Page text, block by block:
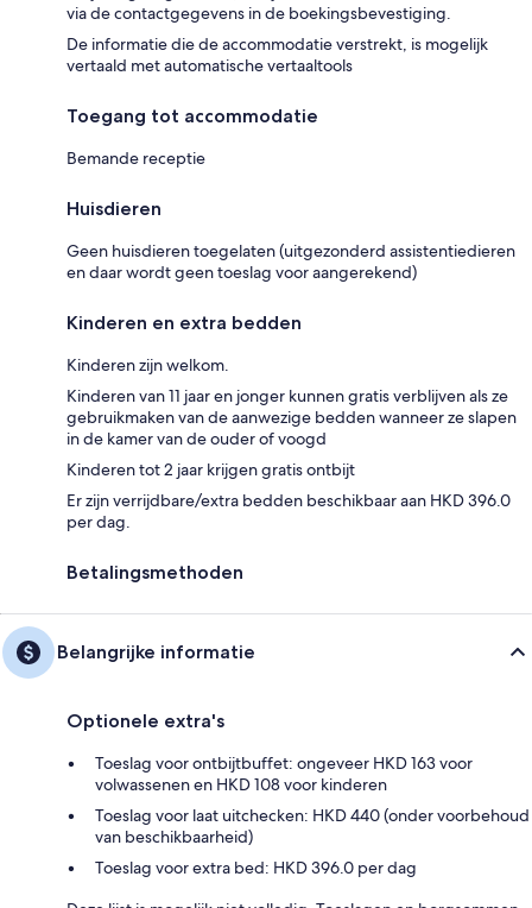
via de contactgegevens in de boekingsbevestiging.
De informatie die de accommodatie verstrekt, is mogelijk
vertaald met automatische vertaaltools
Toegang tot accommodatie
Bemande receptie
Huisdieren
Geen huisdieren toegelaten (uitgezonderd assistentiedieren
en daar wordt geen toeslag voor aangerekend)
Kinderen en extra bedden
Kinderen zijn welkom.
Kinderen van 11 jaar en jonger kunnen gratis verblijven als ze
gebruikmaken van de aanwezige bedden wanneer ze slapen
in de kamer van de ouder of voogd
Kinderen tot 2 jaar krijgen gratis ontbijt
Er zijn verrijdbare/extra bedden beschikbaar aan HKD 396.0
per dag.
Betalingsmethoden
Belangrijke informatie
Optionele extra's
Toeslag voor ontbijtbuffet: ongeveer HKD 163 voor
volwassenen en HKD 108 voor kinderen
Toeslag voor laat uitchecken: HKD 440 (onder voorbehoud
van beschikbaarheid)
Toeslag voor extra bed: HKD 396.0 per dag